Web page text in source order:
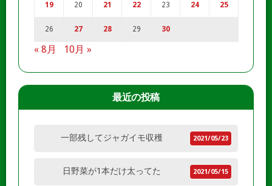
19 20 21 22 23 24 25
26 27 28 29 30
« 8月 10月 »
最近の投稿
一部残してジャガイモ収穫 2021/05/23
日野菜が1本だけ太ってた 2021/05/15